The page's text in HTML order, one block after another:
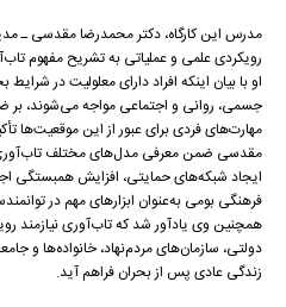
مدرس این کارگاه، دکتر محمدرضا مقدسی ـ
رویکردی علمی و عملیاتی به تشریح مفهوم
او با بیان اینکه افراد دارای معلولیت در
جسمی، روانی و اجتماعی مواجه می‌شوند،
مهارت‌های فردی برای عبور از این موقعیت‌ها
مقدسی ضمن معرفی مدل‌های مختلف
ایجاد شبکه‌های حمایتی، افزایش همبستگی
فرهنگی بومی به‌عنوان ابزارهای مهم در
همچنین وی یادآور شد که تاب‌آوری نیازمند
دولتی، سازمان‌های مردم‌نهاد، خانواده‌ها و
زندگی عادی پس از بحران فراهم آید.